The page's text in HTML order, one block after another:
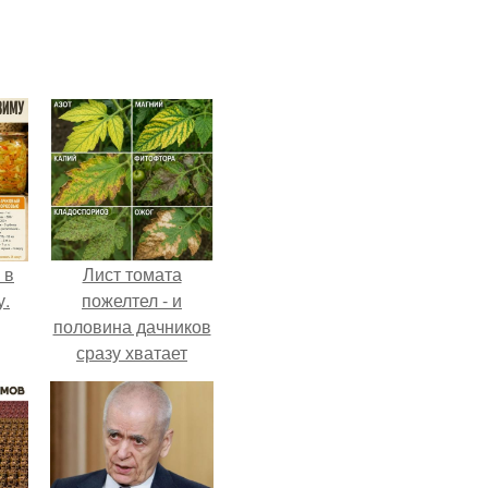
Лист томата
пожелтел - и
половина дачников
сразу хватает
удобрение.